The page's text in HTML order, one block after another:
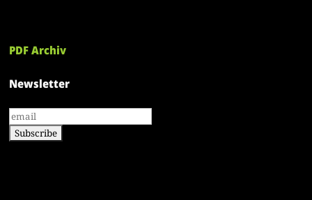
PDF Archiv
Newsletter